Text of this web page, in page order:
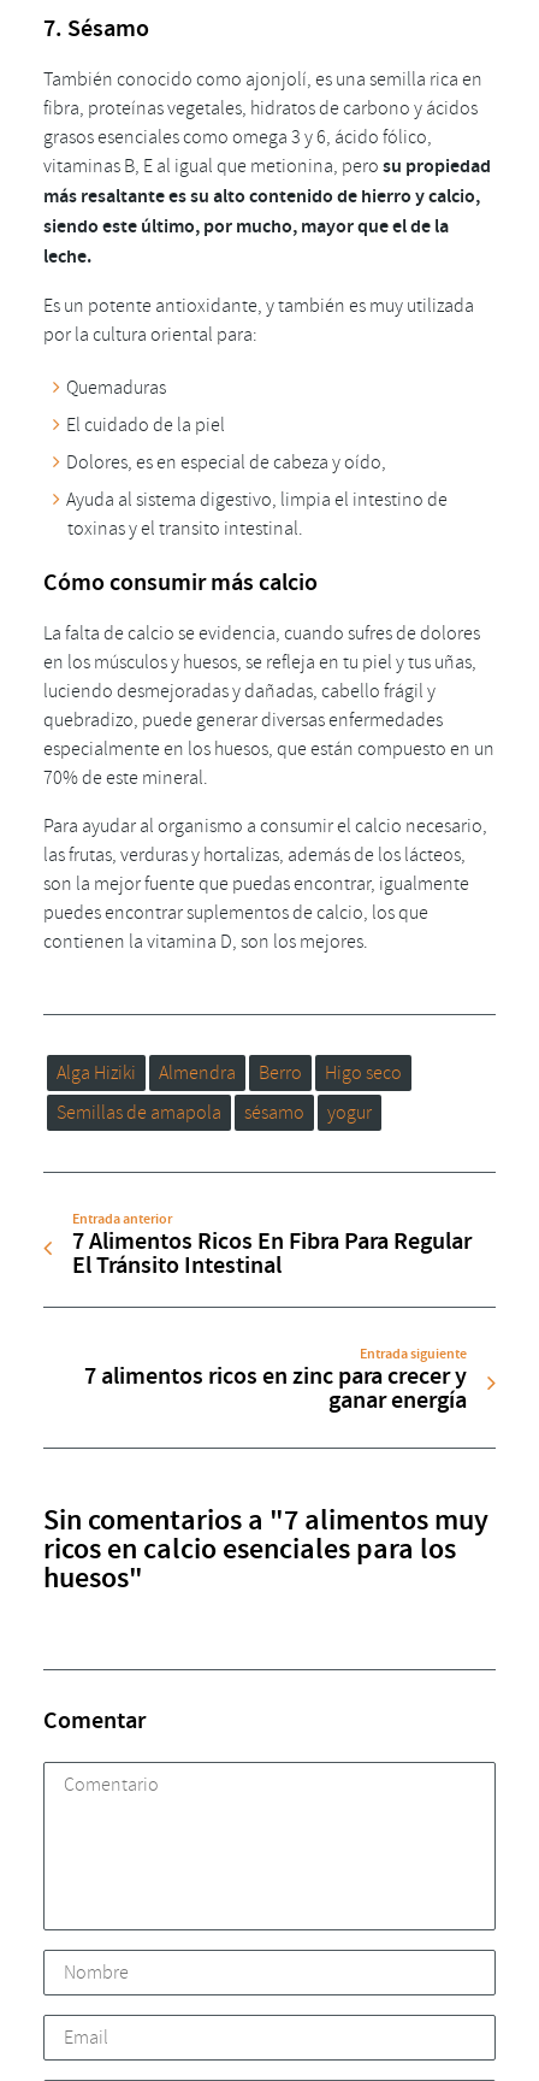
7. Sésamo
También conocido como ajonjolí, es una semilla rica en
fibra, proteínas vegetales, hidratos de carbono y ácidos
grasos esenciales como omega 3 y 6, ácido fólico,
vitaminas B, E al igual que metionina, pero su propiedad
más resaltante es su alto contenido de hierro y calcio,
siendo este último, por mucho, mayor que el de la
leche.
Es un potente antioxidante, y también es muy utilizada
por la cultura oriental para:
Quemaduras
El cuidado de la piel
Dolores, es en especial de cabeza y oído,
Ayuda al sistema digestivo, limpia el intestino de
toxinas y el transito intestinal.
Cómo consumir más calcio
La falta de calcio se evidencia, cuando sufres de dolores
en los músculos y huesos, se refleja en tu piel y tus uñas,
luciendo desmejoradas y dañadas, cabello frágil y
quebradizo, puede generar diversas enfermedades
especialmente en los huesos, que están compuesto en un
70% de este mineral.
Para ayudar al organismo a consumir el calcio necesario,
las frutas, verduras y hortalizas, además de los lácteos,
son la mejor fuente que puedas encontrar, igualmente
puedes encontrar suplementos de calcio, los que
contienen la vitamina D, son los mejores.
Alga Hiziki Almendra Berro
Higo seco
Semillas de amapola
sésamo yogur
Entrada anterior
7 Alimentos Ricos En Fibra Para Regular
El Tránsito Intestinal
Entrada siguiente
7 alimentos ricos en zinc para crecer y
ganar energía
Sin comentarios a "7 alimentos muy
ricos en calcio esenciales para los
huesos"
Comentar